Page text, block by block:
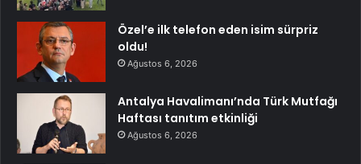
Özel’e ilk telefon eden isim sürpriz
oldu!
Ağustos 6, 2026
Antalya Havalimanı’nda Türk Mutfağı
Haftası tanıtım etkinliği
Ağustos 6, 2026